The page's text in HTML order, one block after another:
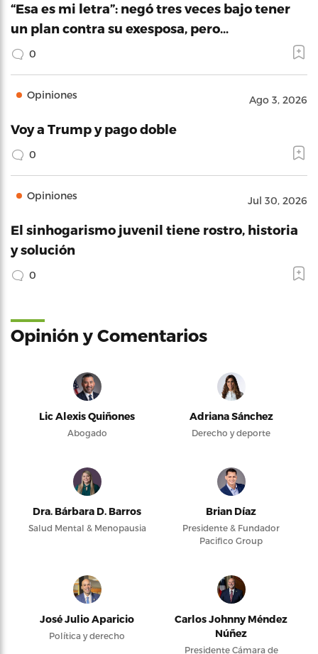
“Esa es mi letra”: negó tres veces bajo tener
un plan contra su exesposa, pero…
0
Opiniones Ago 3, 2026
Voy a Trump y pago doble
0
Opiniones Jul 30, 2026
El sinhogarismo juvenil tiene rostro, historia
y solución
0
Opinión y Comentarios
Lic Alexis Quiñones
Abogado
Adriana Sánchez
Derecho y deporte
Dra. Bárbara D. Barros
Salud Mental & Menopausia
Brian Díaz
Presidente & Fundador
Pacifico Group
José Julio Aparicio
Política y derecho
Carlos Johnny Méndez
Núñez
Presidente Cámara de